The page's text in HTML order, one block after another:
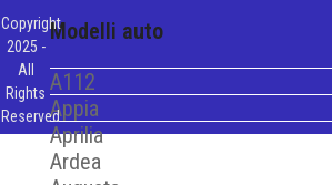
Modelli auto
A112
Appia
Aprilia
Ardea
Copyright
2025 -
All
Rights
Reserved